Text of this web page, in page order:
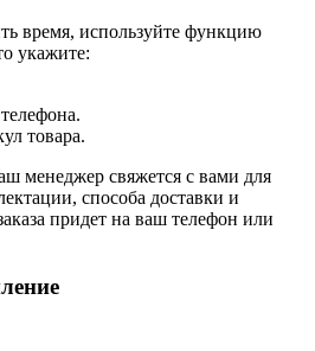
время, используйте функцию
укажите:
товара.
менеджер свяжется с вами для
способа доставки и
придет на ваш телефон или